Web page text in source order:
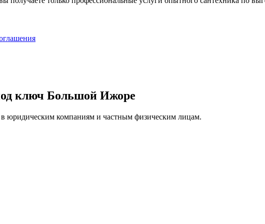
ключ Большой Ижоре
юридическим компаниям и частным физическим лицам.